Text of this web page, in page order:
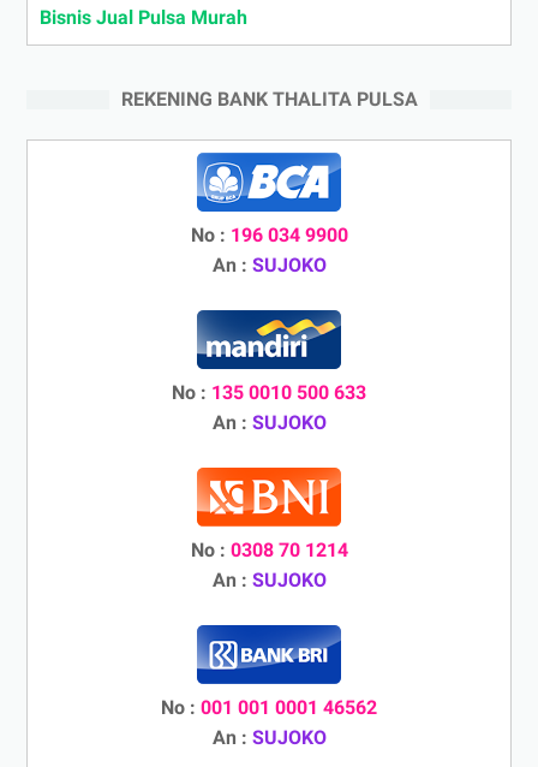
Bisnis Jual Pulsa Murah
REKENING BANK THALITA PULSA
No : 196 034 9900
An : SUJOKO
No : 135 0010 500 633
An : SUJOKO
No : 0308 70 1214
An : SUJOKO
No : 001 001 0001 46562
An : SUJOKO